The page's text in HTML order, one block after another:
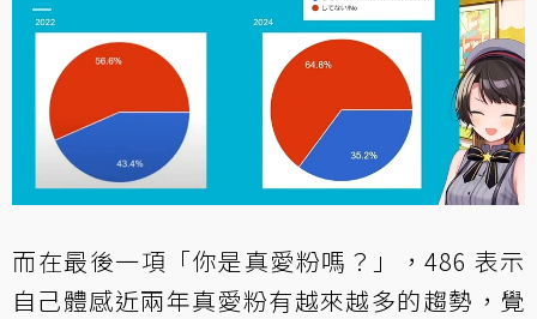
而在最後一項「你是真愛粉嗎？」，486 表示
自己體感近兩年真愛粉有越來越多的趨勢，覺